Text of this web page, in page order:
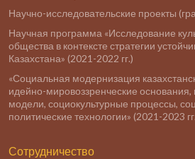
Научно-исследовательские проекты
Научная программа «Исследование
общества в контексте стратегии
Казахстана» (2021-2022 гг.)
«Социальная модернизация
идейно-мировоззренческие основания,
модели, социокультурные процессы,
политические технологии» (2021-2023
Сотрудничество